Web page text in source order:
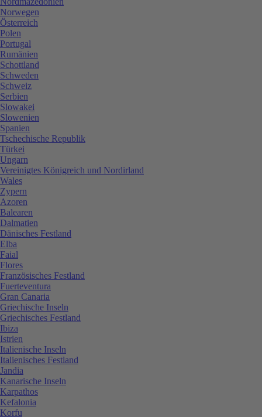
Norwegen
Österreich
Polen
Portugal
Rumänien
Schottland
Schweden
Schweiz
Serbien
Slowakei
Slowenien
Spanien
Tschechische Republik
Türkei
Ungarn
Vereinigtes Königreich und Nordirland
Wales
Zypern
Azoren
Balearen
Dalmatien
Dänisches Festland
Elba
Faial
Flores
Französisches Festland
Fuerteventura
Gran Canaria
Griechische Inseln
Griechisches Festland
Ibiza
Istrien
Italienische Inseln
Italienisches Festland
Jandia
Kanarische Inseln
Karpathos
Kefalonia
Korfu